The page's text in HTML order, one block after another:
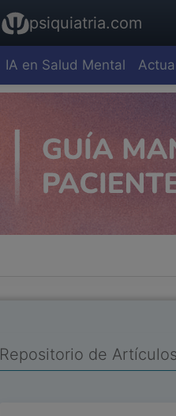
psiquiatria.com
IA en Salud Mental
Repositorio de Artículos